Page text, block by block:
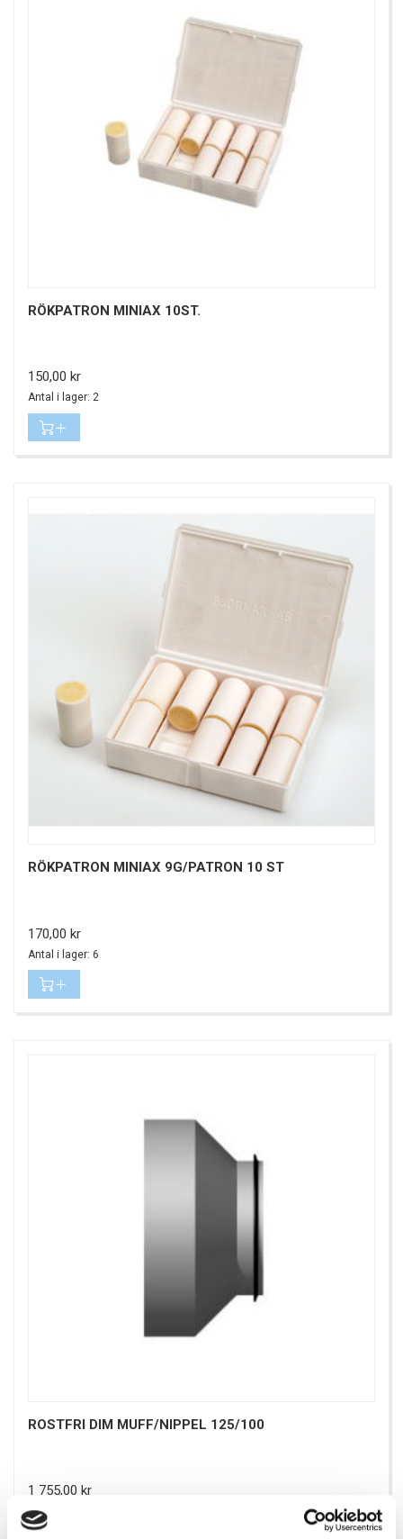
RÖKPATRON MINIAX 10ST.
Pris
150,00 kr
Antal i lager: 2
RÖKPATRON MINIAX 9G/PATRON 10 ST
Pris
170,00 kr
Antal i lager: 6
ROSTFRI DIM MUFF/NIPPEL 125/100
Pris
1 755,00 kr
Antal i lager: 1